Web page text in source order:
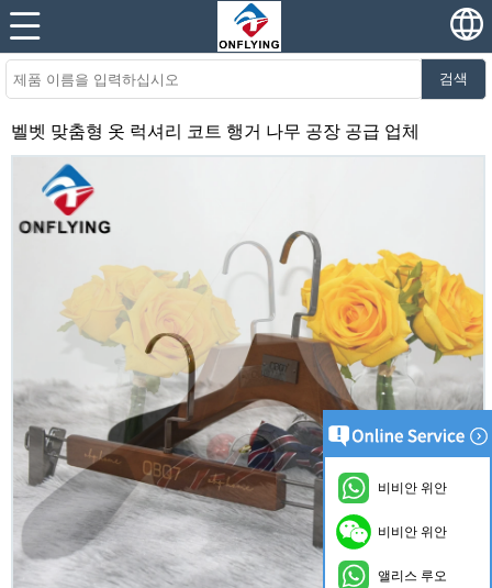
검색
벨벳 맞춤형 옷 럭셔리 코트 행거 나무 공장 공급 업체
비비안 위안
비비안 위안
앨리스 루오